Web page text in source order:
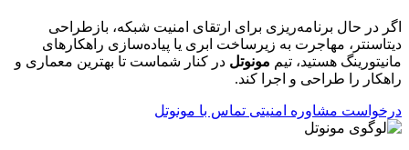
اگر در حال برنامه‌ریزی برای ارتقای امنیت شبکه، بازطراحی
دیتاسنتر، مهاجرت به زیرساخت ابری یا پیاده‌سازی راهکارهای
مانیتورینگ هستید، تیم مونوتل در کنار شماست تا بهترین معماری و
راهکار را طراحی و اجرا کند.
درخواست مشاوره امنیتی تماس با مونوتل